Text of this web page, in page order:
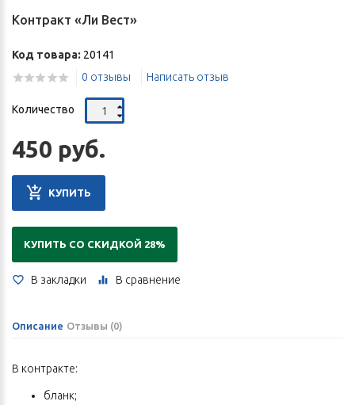
Контракт «Ли Вест»
Код товара: 20141
0 отзывы
Написать отзыв
Количество
450 руб.
КУПИТЬ
КУПИТЬ СО СКИДКОЙ 28%
В закладки В сравнение
Описание Отзывы (0)
В контракте:
бланк;